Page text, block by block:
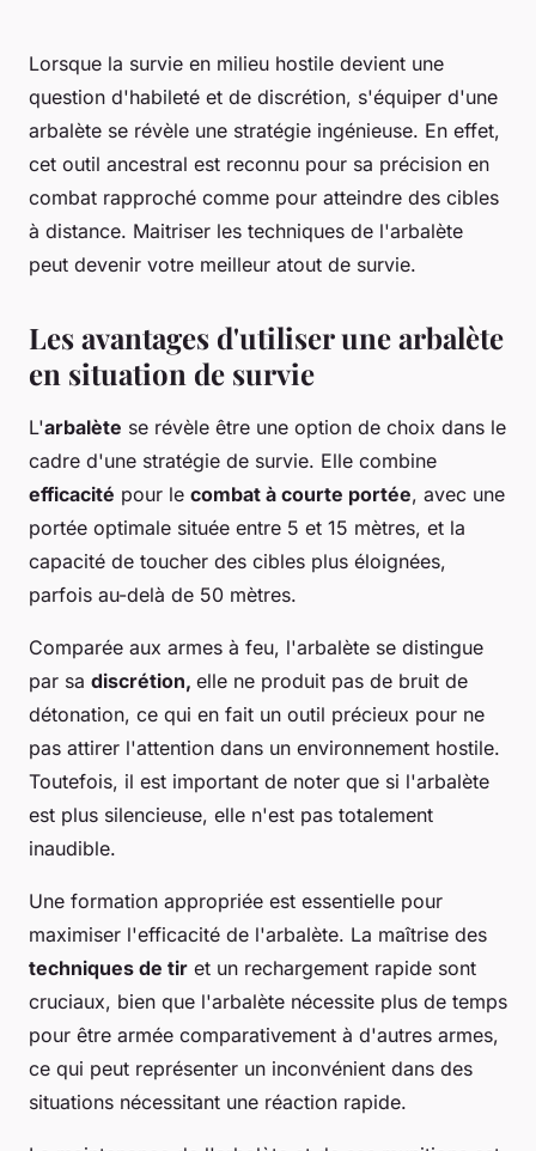
Lorsque la survie en milieu hostile devient une
question d'habileté et de discrétion, s'équiper d'une
arbalète se révèle une stratégie ingénieuse. En effet,
cet outil ancestral est reconnu pour sa précision en
combat rapproché comme pour atteindre des cibles
à distance. Maitriser les techniques de l'arbalète
peut devenir votre meilleur atout de survie.
Les avantages d'utiliser une arbalète
en situation de survie
L'arbalète se révèle être une option de choix dans le
cadre d'une stratégie de survie. Elle combine
efficacité pour le combat à courte portée, avec une
portée optimale située entre 5 et 15 mètres, et la
capacité de toucher des cibles plus éloignées,
parfois au-delà de 50 mètres.
Comparée aux armes à feu, l'arbalète se distingue
par sa discrétion, elle ne produit pas de bruit de
détonation, ce qui en fait un outil précieux pour ne
pas attirer l'attention dans un environnement hostile.
Toutefois, il est important de noter que si l'arbalète
est plus silencieuse, elle n'est pas totalement
inaudible.
Une formation appropriée est essentielle pour
maximiser l'efficacité de l'arbalète. La maîtrise des
techniques de tir et un rechargement rapide sont
cruciaux, bien que l'arbalète nécessite plus de temps
pour être armée comparativement à d'autres armes,
ce qui peut représenter un inconvénient dans des
situations nécessitant une réaction rapide.